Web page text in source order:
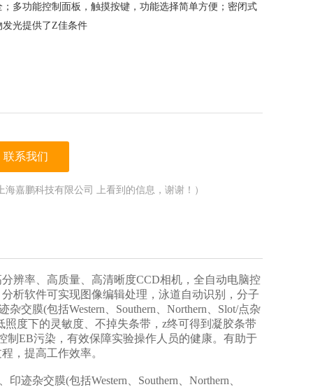
多功能控制面板，触摸按键，功能选择简单方便；密闭式
光提供了Z佳条件
联系我们
嘉鹏科技有限公司 上看到的信息，谢谢！）
率、高质量、高清晰度CCD相机，全自动电脑控
析软件可实现图像编辑处理，泳道自动识别，分子
交膜(包括Western、Southern、Northern、Slot/点杂
度下的灵敏度、不掉失条带，z终可得到凝胶条带
EB污染，有效保障实验操作人员的健康。有助于
，提高工作效率。
杂交膜(包括Western、Southern、Northern、